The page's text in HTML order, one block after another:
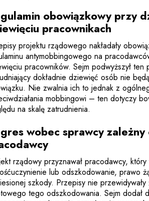
obowiązkowy przy
pracownikach
projektu rządowego nakładały
antymobbingowego na
pracowników. Sejm podwyższył
dokładnie dziewięć osób nie
Nie zwalnia ich to jednak z
mobbingowi – ten dotyczy
na skalę zatrudnienia.
wobec sprawcy
rządowy przyznawał pracodawcy,
lub odszkodowanie, prawo
szkody. Przepisy nie
tego odszkodowania. Sejm dodał